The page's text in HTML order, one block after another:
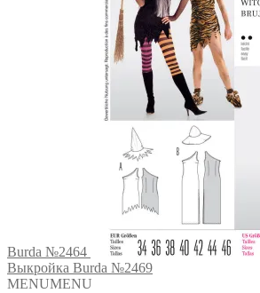
Burda №2464
Выкройка Burda №2469
MENUMENU